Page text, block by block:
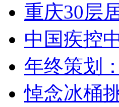
重庆30层
中国疾控
年终策划
悼念冰桶